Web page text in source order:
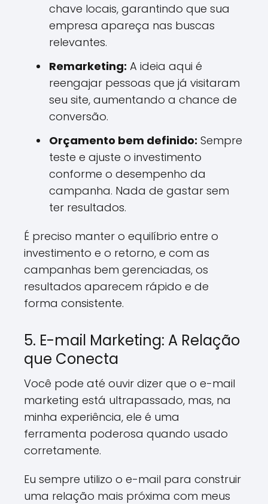
chave locais, garantindo que sua
empresa apareça nas buscas
relevantes.
Remarketing: A ideia aqui é
reengajar pessoas que já visitaram
seu site, aumentando a chance de
conversão.
Orçamento bem definido: Sempre
teste e ajuste o investimento
conforme o desempenho da
campanha. Nada de gastar sem
ter resultados.
É preciso manter o equilíbrio entre o
investimento e o retorno, e com as
campanhas bem gerenciadas, os
resultados aparecem rápido e de
forma consistente.
5. E-mail Marketing: A Relação
que Conecta
Você pode até ouvir dizer que o e-mail
marketing está ultrapassado, mas, na
minha experiência, ele é uma
ferramenta poderosa quando usado
corretamente.
Eu sempre utilizo o e-mail para construir
uma relação mais próxima com meus